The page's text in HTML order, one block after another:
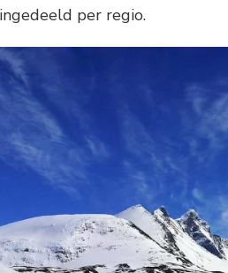
per regio.